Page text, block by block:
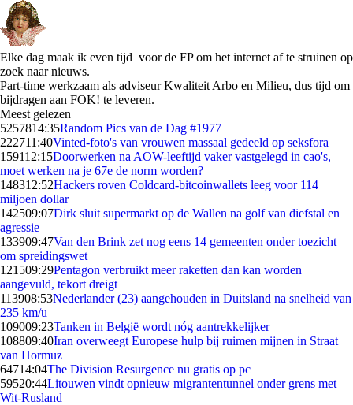
Elke dag maak ik even tijd voor de FP om het internet af te struinen op
zoek naar nieuws.
Part-time werkzaam als adviseur Kwaliteit Arbo en Milieu, dus tijd om
bijdragen aan FOK! te leveren.
Meest gelezen
5257814:35Random Pics van de Dag #1977
222711:40Vinted-foto's van vrouwen massaal gedeeld op seksfora
159112:15Doorwerken na AOW-leeftijd vaker vastgelegd in cao's,
moet werken na je 67e de norm worden?
148312:52Hackers roven Coldcard-bitcoinwallets leeg voor 114
miljoen dollar
142509:07Dirk sluit supermarkt op de Wallen na golf van diefstal en
agressie
133909:47Van den Brink zet nog eens 14 gemeenten onder toezicht
om spreidingswet
121509:29Pentagon verbruikt meer raketten dan kan worden
aangevuld, tekort dreigt
113908:53Nederlander (23) aangehouden in Duitsland na snelheid van
235 km/u
109009:23Tanken in België wordt nóg aantrekkelijker
108809:40Iran overweegt Europese hulp bij ruimen mijnen in Straat
van Hormuz
64714:04The Division Resurgence nu gratis op pc
59520:44Litouwen vindt opnieuw migrantentunnel onder grens met
Wit-Rusland